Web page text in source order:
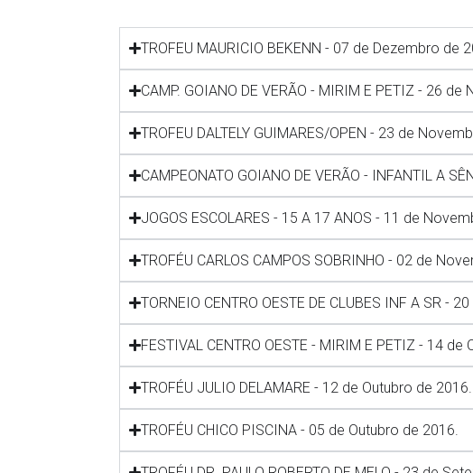
TROFEU MAURICIO BEKENN - 07 de Dezembro de
CAMP. GOIANO DE VERÃO - MIRIM E PETIZ - 26
TROFEU DALTELY GUIMARES/OPEN - 23 de
CAMPEONATO GOIANO DE VERÃO - INFANTIL A
JOGOS ESCOLARES - 15 A 17 ANOS - 11 de
TROFÉU CARLOS CAMPOS SOBRINHO - 02 de
TORNEIO CENTRO OESTE DE CLUBES INF A SR -
FESTIVAL CENTRO OESTE - MIRIM E PETIZ - 14 de
TROFÉU JULIO DELAMARE - 12 de Outubro de 2016.
TROFÉU CHICO PISCINA - 05 de Outubro de 2016.